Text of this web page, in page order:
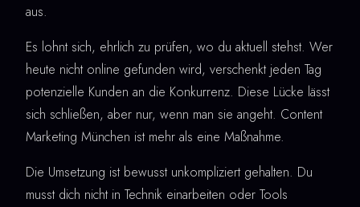
aus.
Es lohnt sich, ehrlich zu prüfen, wo du aktuell stehst. Wer
heute nicht online gefunden wird, verschenkt jeden Tag
potenzielle Kunden an die Konkurrenz. Diese Lücke lässt
sich schließen, aber nur, wenn man sie angeht. Content
Marketing München ist mehr als eine Maßnahme.
Die Umsetzung ist bewusst unkompliziert gehalten. Du
musst dich nicht in Technik einarbeiten oder Tools